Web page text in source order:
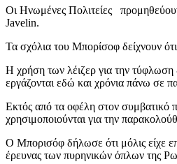
Οι Ηνωμένες Πολιτείες
Javelin.
Τα σχόλια του Μπορίσοφ δείχνουν
Η χρήση των λέιζερ για την τύφλωση
εργάζονται εδώ και χρόνια πάνω σε
Εκτός από τα οφέλη στον συμβατικό
χρησιμοποιούνται για την
Ο Μπορισόφ δήλωσε ότι μόλις είχε
έρευνας των πυρηνικών όπλων της